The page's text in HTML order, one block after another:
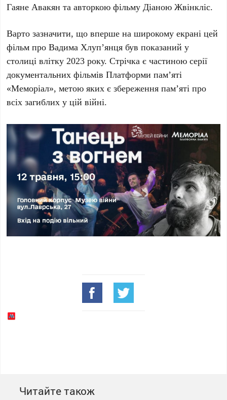
Гаяне Авакян та авторкою фільмуДіаною Жвінкліс.
Варто зазначити, що вперше на широкому екрані цей
фільм проВадима Хлуп’янця був показаний у
столиці влітку2023 року. Стрічка є частиною серії
документальних фільмівПлатформи пам’яті
«Меморіал», метою яких є збереження пам’яті про
всіх загиблих у цій війні.
Читайте також